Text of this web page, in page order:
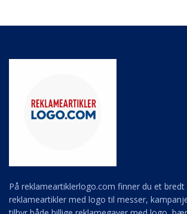
tilbud
På reklameartiklerlogo.com finner du et bredt
reklameartikler med logo til messer,